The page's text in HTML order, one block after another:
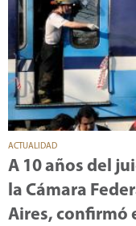
ACTUALIDAD
A 10 años del
la Cámara
Aires, confirmó